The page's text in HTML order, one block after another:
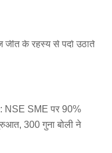
जीत के रहस्य से पर्दा उठाते
NSE SME पर 90%
300 गुना बोली ने